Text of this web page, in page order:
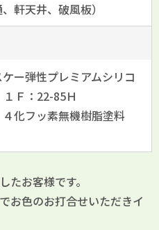
軒天井、破風板）
ー弾性プレミアムシリコ
Ｆ：22-85Ｈ
化フッ素無機樹脂塗料
たお客様です。
お色のお打合せいただきイ